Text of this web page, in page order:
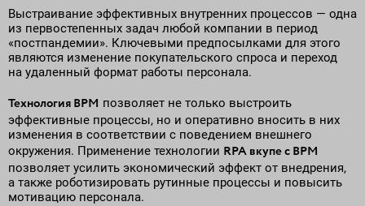
Выстраивание эффективных внутренних процессов — одна
из первостепенных задач любой компании в период
«постпандемии». Ключевыми предпосылками для этого
являются изменение покупательского спроса и переход
на удаленный формат работы персонала.
Технология BPM позволяет не только выстроить
эффективные процессы, но и оперативно вносить в них
изменения в соответствии с поведением внешнего
окружения. Применение технологии RPA вкупе с BPM
позволяет усилить экономический эффект от внедрения,
а также роботизировать рутинные процессы и повысить
мотивацию персонала.